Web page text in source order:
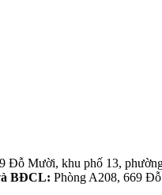
Đỗ Mười, khu phố 13,
BĐCL: Phòng A208, 669